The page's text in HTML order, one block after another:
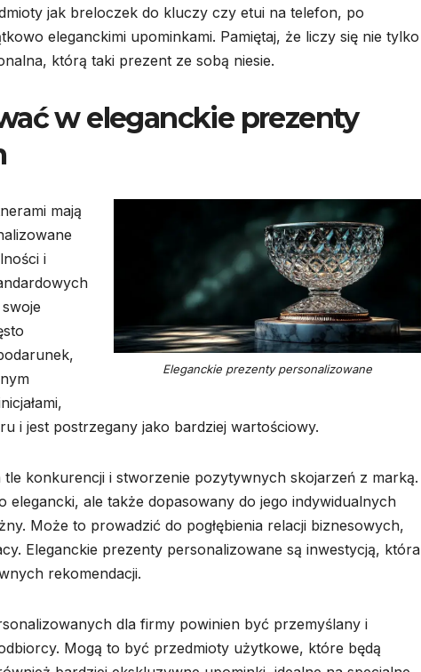
jak breloczek do kluczy czy etui na telefon, po
eleganckimi upominkami. Pamiętaj, że liczy się nie tylko
którą taki prezent ze sobą niesie.
w eleganckie prezenty
Eleganckie prezenty personalizowane
mają
i
i jest postrzegany jako bardziej wartościowy.
konkurencji i stworzenie pozytywnych skojarzeń z marką.
ale także dopasowany do jego indywidualnych
Może to prowadzić do pogłębienia relacji biznesowych,
Eleganckie prezenty personalizowane są inwestycją, która
rekomendacji.
dla firmy powinien być przemyślany i
Mogą to być przedmioty użytkowe, które będą